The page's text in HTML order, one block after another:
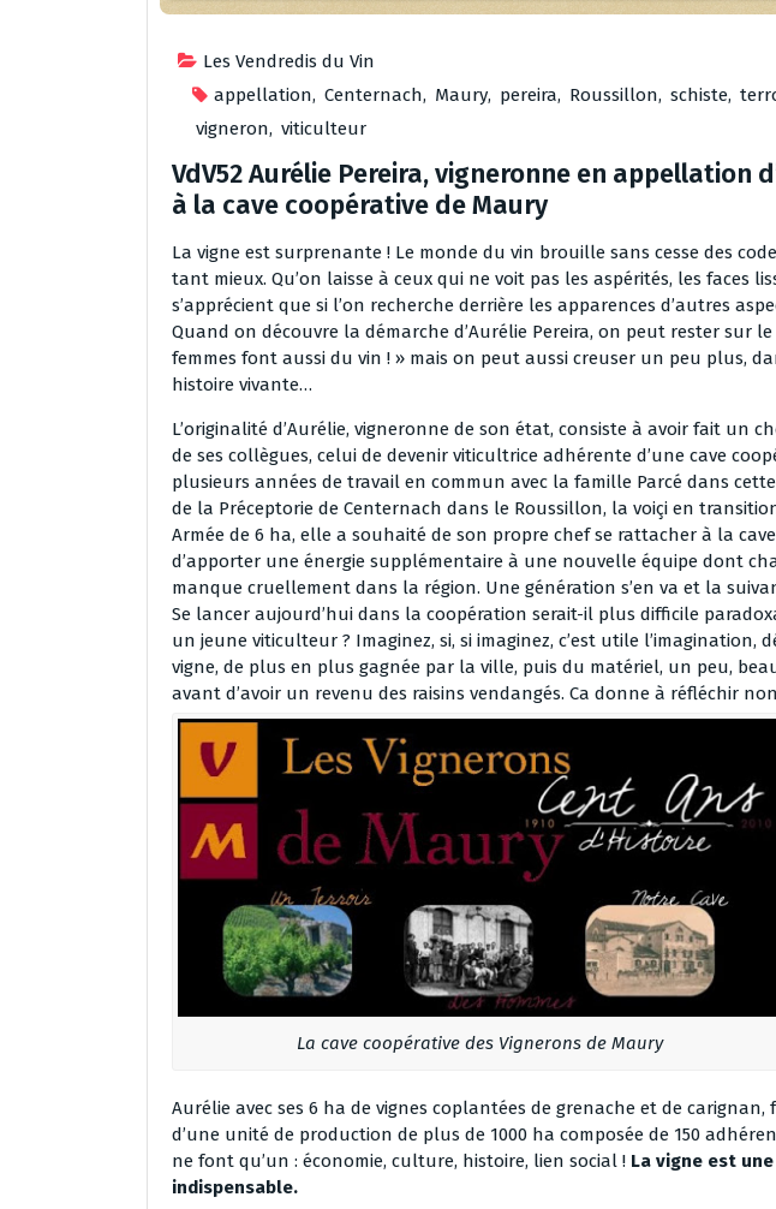
Les Vendredis du Vin
appellation, Centernach, Maury, pereira, Roussillon, schiste,
vigneron, viticulteur
VdV52 Aurélie Pereira, vigneronne en appellation
à la cave coopérative de Maury
La vigne est surprenante ! Le monde du vin brouille sans cesse des
tant mieux. Qu’on laisse à ceux qui ne voit pas les aspérités, les faces
s’apprécient que si l’on recherche derrière les apparences d’autres
Quand on découvre la démarche d’Aurélie Pereira, on peut rester sur
femmes font aussi du vin ! » mais on peut aussi creuser un peu plus,
histoire vivante…
L’originalité d’Aurélie, vigneronne de son état, consiste à avoir fait un
de ses collègues, celui de devenir viticultrice adhérente d’une cave
plusieurs années de travail en commun avec la famille Parcé dans
de la Préceptorie de Centernach dans le Roussillon, la voiçi en
Armée de 6 ha, elle a souhaité de son propre chef se rattacher à la
d’apporter une énergie supplémentaire à une nouvelle équipe dont
manque cruellement dans la région. Une génération s’en va et la
Se lancer aujourd’hui dans la coopération serait-il plus difficile
un jeune viticulteur ? Imaginez, si, si imaginez, c’est utile l’imagination,
vigne, de plus en plus gagnée par la ville, puis du matériel, un peu,
avant d’avoir un revenu des raisins vendangés. Ca donne à réfléchir
La cave coopérative des Vignerons de Maury
Aurélie avec ses 6 ha de vignes coplantées de grenache et de
d’une unité de production de plus de 1000 ha composée de 150
ne font qu’un : économie, culture, histoire, lien social ! La vigne est
indispensable.